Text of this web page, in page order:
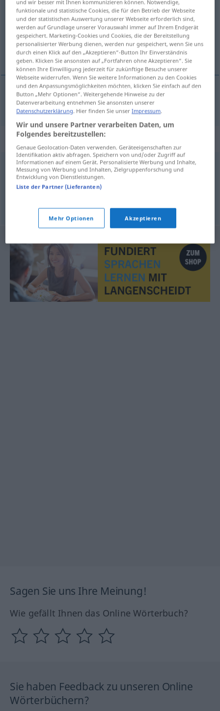
Übersicht aller Übersetzungen
(Für mehr Details die Übersetzung anklicken/antippen)
umyślnie, z rozmysłem
umyślnie,zrozmysłem willentlich
Synonyme für "willentlich"
extra (ugs.),absichtlich,gewollt,bewusst,wissentlich
vorsätzlich,mutwillig,gezielt
© OpenThesaurus.de
Sagen Sie uns Ihre Meinung!
Wie gefällt Ihnen das Online Wörterbuch?
Sie haben Feedback zu unseren Online
Wörterbüchern?
und wir besser mit Ihnen kommunizieren können. Notwendige,
funktionale und statistische Cookies, die für den Betrieb der Webseite
und der statistischen Auswertung unserer Webseite erforderlich sind,
werden auf Grundlage unserer Vorauswahl immer auf Ihrem Endgerät
gespeichert. Marketing-Cookies und Cookies, die der Bereitstellung
personalisierter Werbung dienen, werden nur gespeichert, wenn Sie uns
durch einen Klick auf den „Akzeptieren“-Button Ihr Einverständnis
geben. Klicken Sie ansonsten auf „Fortfahren ohne Akzeptieren“. Sie
können Ihre Einwilligung jederzeit für zukünftige Besuche unserer
Webseite widerrufen. Wenn Sie weitere Informationen zu den Cookies
und den Anpassungsmöglichkeiten möchten, klicken Sie einfach auf den
Button „Mehr Optionen“. Weitergehende Hinweise zu der
Datenverarbeitung entnehmen Sie ansonsten unserer
Datenschutzerklärung. Hier finden Sie unserImpressum.
Wir und unsere Partner verarbeiten Daten, um
Folgendes bereitzustellen:
Genaue Geolocation-Daten verwenden. Geräteeigenschaften zur
Identifikation aktiv abfragen. Speichern von und/oder Zugriff auf
Informationen auf einem Gerät. Personalisierte Werbung und Inhalte,
Messung von Werbung und Inhalten, Zielgruppenforschung und
Entwicklung von Dienstleistungen.
Liste der Partner (Lieferanten)
Mehr Optionen Akzeptieren